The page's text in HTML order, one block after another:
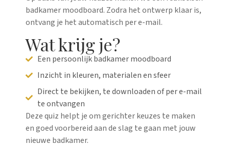
badkamer moodboard. Zodra het ontwerp klaar is,
ontvang je het automatisch per e-mail.
Wat krijg je?
Een persoonlijk badkamer moodboard
Inzicht in kleuren, materialen en sfeer
Direct te bekijken, te downloaden of per e-mail
te ontvangen
Deze quiz helpt je om gerichter keuzes te maken
en goed voorbereid aan de slag te gaan met jouw
nieuwe badkamer.